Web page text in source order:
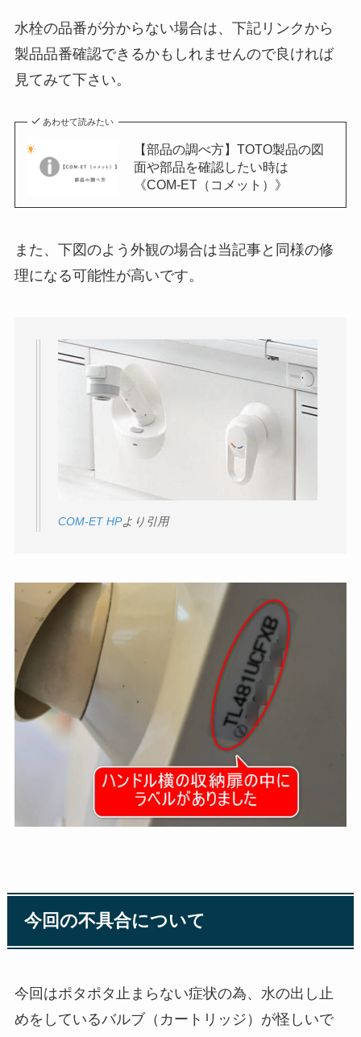
水栓の品番が分からない場合は、下記リンクから
製品品番確認できるかもしれませんので良ければ
見てみて下さい。
あわせて読みたい
【部品の調べ方】TOTO製品の図
面や部品を確認したい時は
《COM-ET（コメット）》
また、下図のよう外観の場合は当記事と同様の修
理になる可能性が高いです。
COM-ET HPより引用
今回の不具合について
今回はポタポタ止まらない症状の為、水の出し止
めをしているバルブ（カートリッジ）が怪しいで